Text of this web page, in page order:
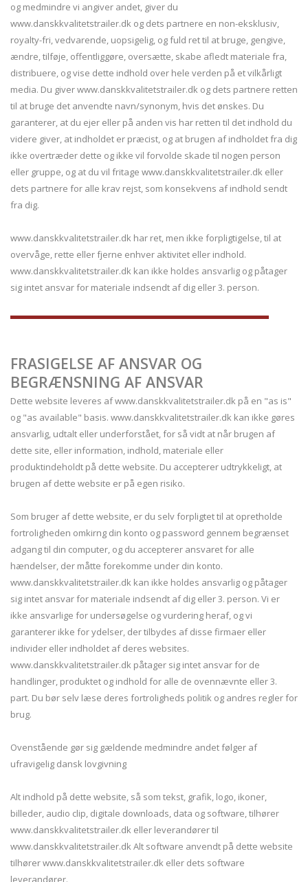
og medmindre vi angiver andet, giver du
www.danskkvalitetstrailer.dk og dets partnere en non-eksklusiv,
royalty-fri, vedvarende, uopsigelig, og fuld ret til at bruge, gengive,
ændre, tilføje, offentliggøre, oversætte, skabe afledt materiale fra,
distribuere, og vise dette indhold over hele verden på et vilkårligt
media. Du giver www.danskkvalitetstrailer.dk og dets partnere retten
til at bruge det anvendte navn/synonym, hvis det ønskes. Du
garanterer, at du ejer eller på anden vis har retten til det indhold du
videre giver, at indholdet er præcist, og at brugen af indholdet fra dig
ikke overtræder dette og ikke vil forvolde skade til nogen person
eller gruppe, og at du vil fritage www.danskkvalitetstrailer.dk eller
dets partnere for alle krav rejst, som konsekvens af indhold sendt
fra dig.
www.danskkvalitetstrailer.dk har ret, men ikke forpligtigelse, til at
overvåge, rette eller fjerne enhver aktivitet eller indhold.
www.danskkvalitetstrailer.dk kan ikke holdes ansvarlig og påtager
sig intet ansvar for materiale indsendt af dig eller 3. person.
FRASIGELSE AF ANSVAR OG
BEGRÆNSNING AF ANSVAR
Dette website leveres af www.danskkvalitetstrailer.dk på en "as is"
og "as available" basis. www.danskkvalitetstrailer.dk kan ikke gøres
ansvarlig, udtalt eller underforstået, for så vidt at når brugen af
dette site, eller information, indhold, materiale eller
produktindeholdt på dette website. Du accepterer udtrykkeligt, at
brugen af dette website er på egen risiko.
Som bruger af dette website, er du selv forpligtet til at opretholde
fortroligheden omkirng din konto og password gennem begrænset
adgang til din computer, og du accepterer ansvaret for alle
hændelser, der måtte forekomme under din konto.
www.danskkvalitetstrailer.dk kan ikke holdes ansvarlig og påtager
sig intet ansvar for materiale indsendt af dig eller 3. person. Vi er
ikke ansvarlige for undersøgelse og vurdering heraf, og vi
garanterer ikke for ydelser, der tilbydes af disse firmaer eller
individer eller indholdet af deres websites.
www.danskkvalitetstrailer.dk påtager sig intet ansvar for de
handlinger, produktet og indhold for alle de ovennævnte eller 3.
part. Du bør selv læse deres fortroligheds politik og andres regler for
brug.
Ovenstående gør sig gældende medmindre andet følger af
ufravigelig dansk lovgivning
Alt indhold på dette website, så som tekst, grafik, logo, ikoner,
billeder, audio clip, digitale downloads, data og software, tilhører
www.danskkvalitetstrailer.dk eller leverandører til
www.danskkvalitetstrailer.dk Alt software anvendt på dette website
tilhører www.danskkvalitetstrailer.dk eller dets software
leverandører.